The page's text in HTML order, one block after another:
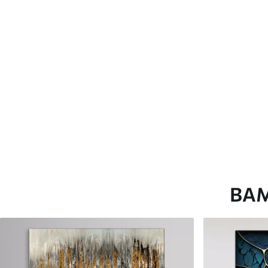
✓Яскраві, насичені кольори
✓ Стійкість до вицвітання
✓Безпечне чорнило без запаху
Яскраві, насичені
Стійкість до
Безпечне чорнило